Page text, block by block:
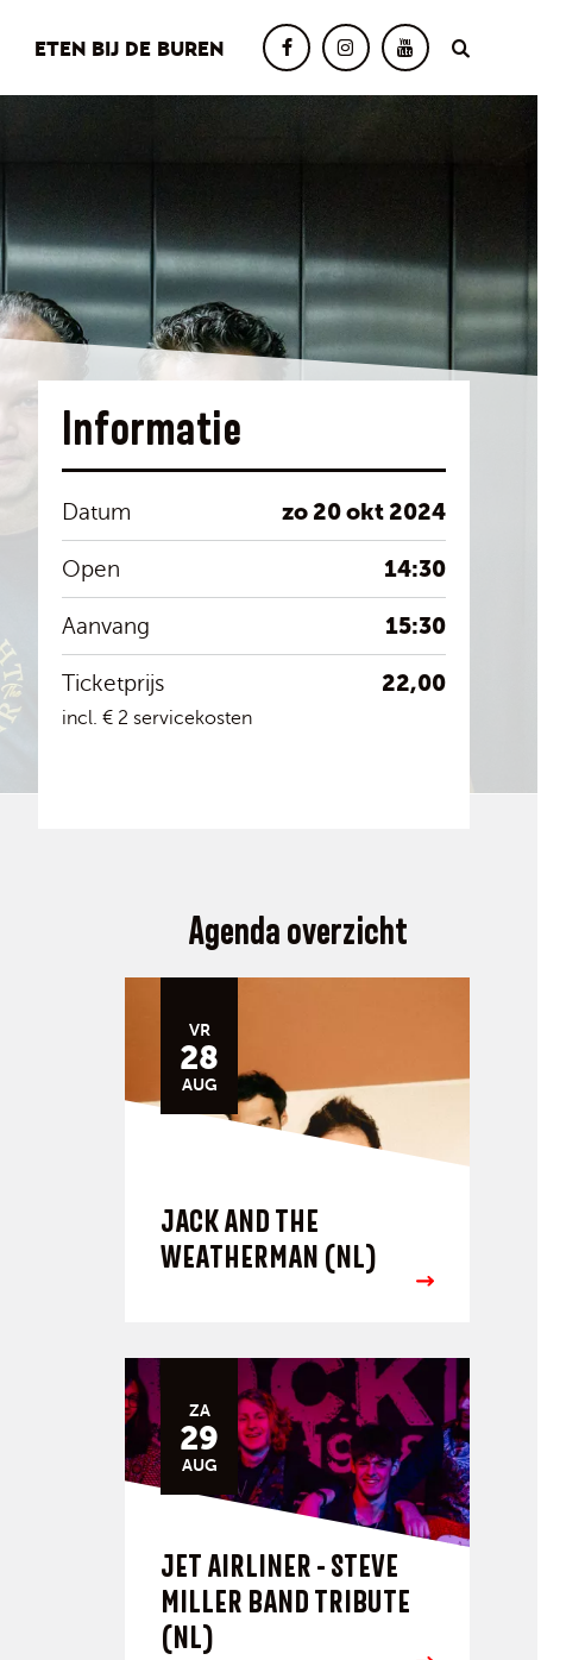
ETEN BIJ DE BUREN
Informatie
Datum zo 20 okt 2024
Open 14:30
Aanvang 15:30
Ticketprijs 22,00
incl. € 2 servicekosten
Agenda overzicht
VR
28
AUG
JACK AND THE
WEATHERMAN (NL)
ZA
29
AUG
JET AIRLINER - STEVE
MILLER BAND TRIBUTE
(NL)